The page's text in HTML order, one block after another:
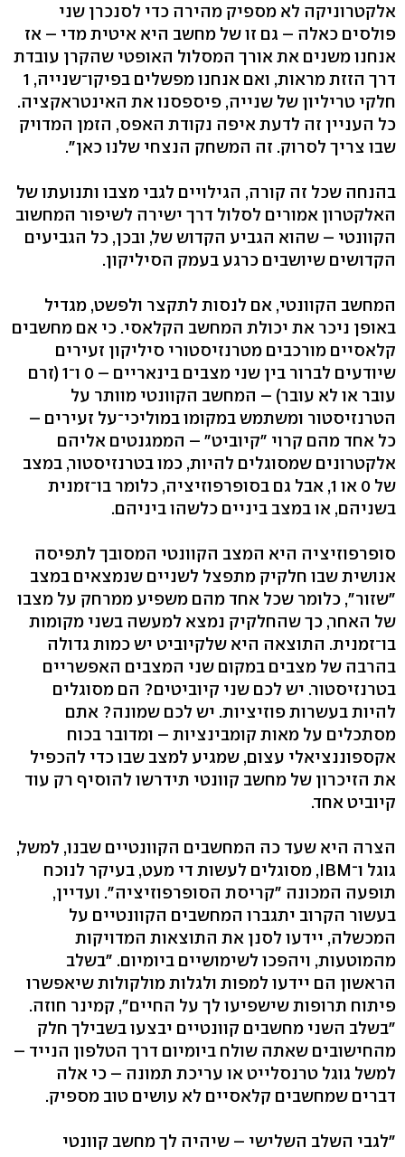
אלקטרוניקה לא מספיק מהירה כדי לסנכרן שני
פולסים כאלה – גם זו של מחשב היא איטית מדי – אז
אנחנו משנים את אורך המסלול האופטי שהקרן עובדת
דרך הזזת מראות, ואם אנחנו מפשלים בפיקו־שנייה, 1
חלקי טריליון של שנייה, פיספסנו את האינטראקציה.
כל העניין זה לדעת איפה נקודת האפס, הזמן המדויק
שבו צריך לסרוק. זה המשחק הנצחי שלנו כאן".
בהנחה שכל זה קורה, הגילויים לגבי מצבו ותנועתו של
האלקטרון אמורים לסלול דרך ישירה לשיפור המחשוב
הקוונטי – שהוא הגביע הקדוש של, ובכן, כל הגביעים
הקדושים שיושבים כרגע בעמק הסיליקון.
המחשב הקוונטי, אם לנסות לתקצר ולפשט, מגדיל
באופן ניכר את יכולת המחשב הקלאסי. כי אם מחשבים
קלאסיים מורכבים מטרנזיסטורי סיליקון זעירים
שיודעים לברור בין שני מצבים בינאריים – 0 ו־1 (זרם
עובר או לא עובר) – המחשב הקוונטי מוותר על
הטרנזיסטור ומשתמש במקומו במוליכי־על זעירים –
כל אחד מהם קרוי "קיוביט" – הממגנטים אליהם
אלקטרונים שמסוגלים להיות, כמו בטרנזיסטור, במצב
של 0 או 1, אבל גם בסופרפוזיציה, כלומר בו־זמנית
בשניהם, או במצב ביניים כלשהו ביניהם.
סופרפוזיציה היא המצב הקוונטי המסובך לתפיסה
אנושית שבו חלקיק מתפצל לשניים שנמצאים במצב
"שזור", כלומר שכל אחד מהם משפיע ממרחק על מצבו
של האחר, כך שהחלקיק נמצא למעשה בשני מקומות
בו־זמנית. התוצאה היא שלקיוביט יש כמות גדולה
בהרבה של מצבים במקום שני המצבים האפשריים
בטרנזיסטור. יש לכם שני קיוביטים? הם מסוגלים
להיות בעשרות פוזיציות. יש לכם שמונה? אתם
מסתכלים על מאות קומבינציות – ומדובר בכוח
אקספוננציאלי עצום, שמגיע למצב שבו כדי להכפיל
את הזיכרון של מחשב קוונטי תידרשו להוסיף רק עוד
קיוביט אחד.
הצרה היא שעד כה המחשבים הקוונטיים שבנו, למשל,
גוגל ו־IBM, מסוגלים לעשות די מעט, בעיקר לנוכח
תופעה המכונה "קריסת הסופרפוזיציה". ועדיין,
בעשור הקרוב יתגברו המחשבים הקוונטיים על
המכשלה, יידעו לסנן את התוצאות המדויקות
מהמוטעות, ויהפכו לשימושיים ביומיום. "בשלב
הראשון הם יידעו למפות ולגלות מולקולות שיאפשרו
פיתוח תרופות שישפיעו לך על החיים", קמינר חוזה.
"בשלב השני מחשבים קוונטיים יבצעו בשבילך חלק
מהחישובים שאתה שולח ביומיום דרך הטלפון הנייד –
למשל גוגל טרנסלייט או עריכת תמונה – כי אלה
דברים שמחשבים קלאסיים לא עושים טוב מספיק.
"לגבי השלב השלישי – שיהיה לך מחשב קוונטי